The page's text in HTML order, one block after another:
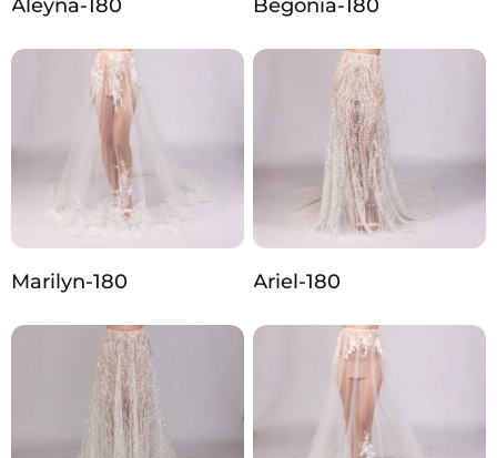
Aleyna-180 Begonia-180
Marilyn-180 Ariel-180